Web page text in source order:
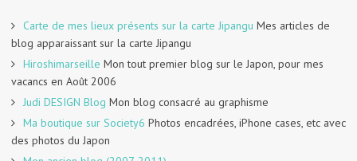
Carte de mes lieux présents sur la carte Jipangu Mes articles de
blog apparaissant sur la carte Jipangu
Hiroshimarseille Mon tout premier blog sur le Japon, pour mes
vacancs en Août 2006
Judi DESIGN Blog Mon blog consacré au graphisme
Ma boutique sur Society6 Photos encadrées, iPhone cases, etc avec
des photos du Japon